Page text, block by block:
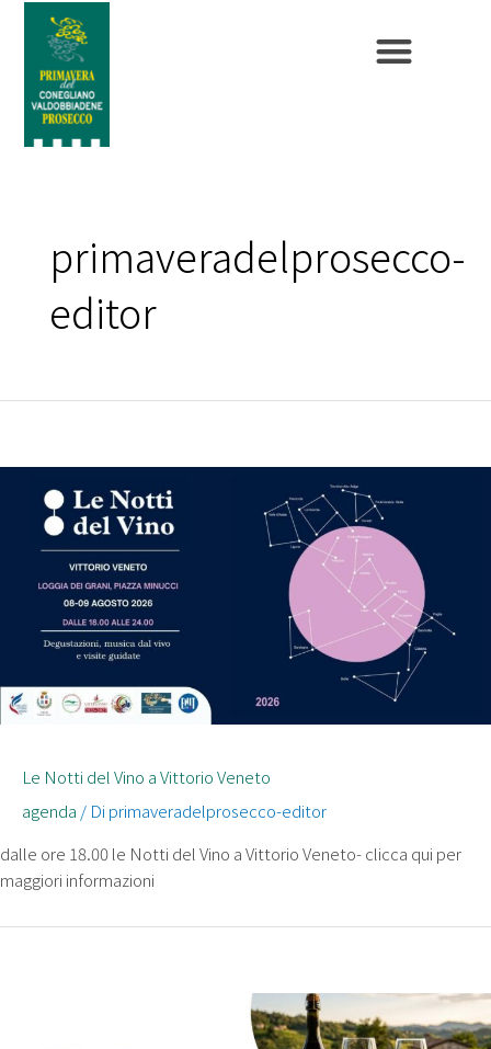
primaveradelprosecco-
editor
Le Notti del Vino a Vittorio Veneto
agenda / Di primaveradelprosecco-editor
dalle ore 18.00 le Notti del Vino a Vittorio Veneto- clicca qui per
maggiori informazioni